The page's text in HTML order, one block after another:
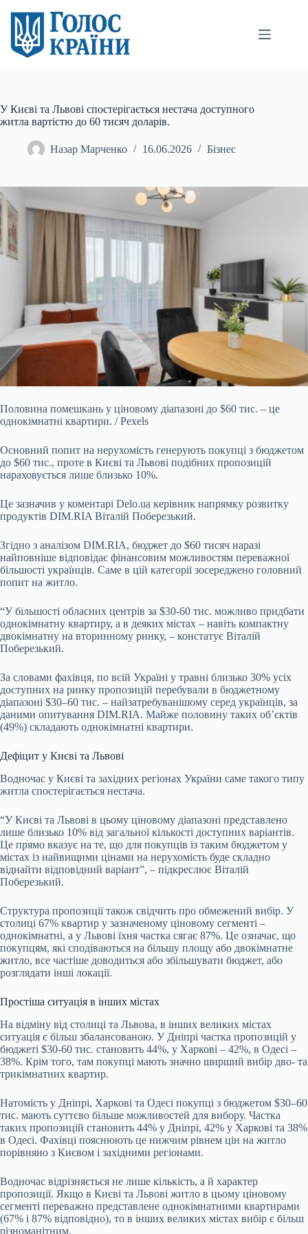
вмісту
У Києві та Львові спостерігається нестача доступного
житла вартістю до 60 тисяч доларів.
Назар Марченко 16.06.2026 Бізнес
Половина помешкань у ціновому діапазоні до $60 тис. – це
однокімнатні квартири. / Pexels
Основний попит на нерухомість генерують покупці з бюджетом
до $60 тис., проте в Києві та Львові подібних пропозицій
нараховується лише близько 10%.
Це зазначив у коментарі Delo.ua керівник напрямку розвитку
продуктів DIM.RIA Віталій Поберезький.
Згідно з аналізом DIM.RIA, бюджет до $60 тисяч наразі
найповніше відповідає фінансовим можливостям переважної
більшості українців. Саме в цій категорії зосереджено головний
попит на житло.
“У більшості обласних центрів за $30-60 тис. можливо придбати
однокімнатну квартиру, а в деяких містах – навіть компактну
двокімнатну на вторинному ринку, – констатує Віталій
Поберезький.
За словами фахівця, по всій Україні у травні близько 30% усіх
доступних на ринку пропозицій перебували в бюджетному
діапазоні $30–60 тис. – найзатребуванішому серед українців, за
даними опитування DIM.RIA. Майже половину таких об’єктів
(49%) складають однокімнатні квартири.
Дефіцит у Києві та Львові
Водночас у Києві та західних регіонах України саме такого типу
житла спостерігається нестача.
“У Києві та Львові в цьому ціновому діапазоні представлено
лише близько 10% від загальної кількості доступних варіантів.
Це прямо вказує на те, що для покупців із таким бюджетом у
містах із найвищими цінами на нерухомість буде складно
віднайти відповідний варіант”, – підкреслює Віталій
Поберезький.
Структура пропозиції також свідчить про обмежений вибір. У
столиці 67% квартир у зазначеному ціновому сегменті –
однокімнатні, а у Львові їхня частка сягає 87%. Це означає, що
покупцям, які сподіваються на більшу площу або двокімнатне
житло, все частіше доводиться або збільшувати бюджет, або
розглядати інші локації.
Простіша ситуація в інших містах
На відміну від столиці та Львова, в інших великих містах
ситуація є більш збалансованою. У Дніпрі частка пропозицій у
бюджеті $30-60 тис. становить 44%, у Харкові – 42%, в Одесі –
38%. Крім того, там покупці мають значно ширший вибір дво- та
трикімнатних квартир.
Натомість у Дніпрі, Харкові та Одесі покупці з бюджетом $30–60
тис. мають суттєво більше можливостей для вибору. Частка
таких пропозицій становить 44% у Дніпрі, 42% у Харкові та 38%
в Одесі. Фахівці пояснюють це нижчим рівнем цін на житло
порівняно з Києвом і західними регіонами.
Водночас відрізняється не лише кількість, а й характер
пропозиції. Якщо в Києві та Львові житло в цьому ціновому
сегменті переважно представлене однокімнатними квартирами
(67% і 87% відповідно), то в інших великих містах вибір є більш
різноманітним.